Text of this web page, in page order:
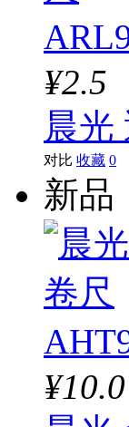
¥2.5
晨光
对比 收藏 0
新品
¥10.0